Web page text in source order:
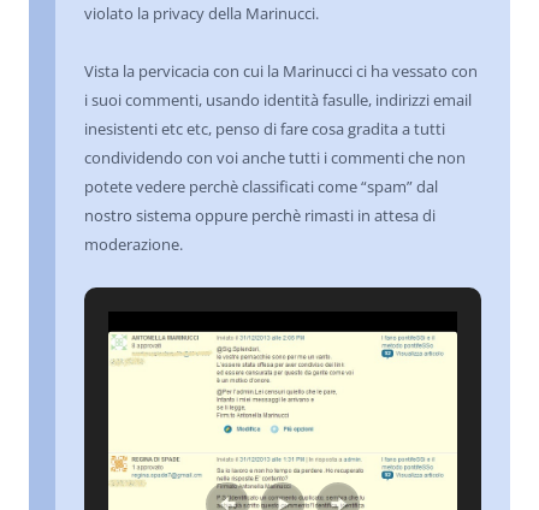
violato la privacy della Marinucci.
Vista la pervicacia con cui la Marinucci ci ha vessato con
i suoi commenti, usando identità fasulle, indirizzi email
inesistenti etc etc, penso di fare cosa gradita a tutti
condividendo con voi anche tutti i commenti che non
potete vedere perchè classificati come “spam” dal
nostro sistema oppure perchè rimasti in attesa di
moderazione.